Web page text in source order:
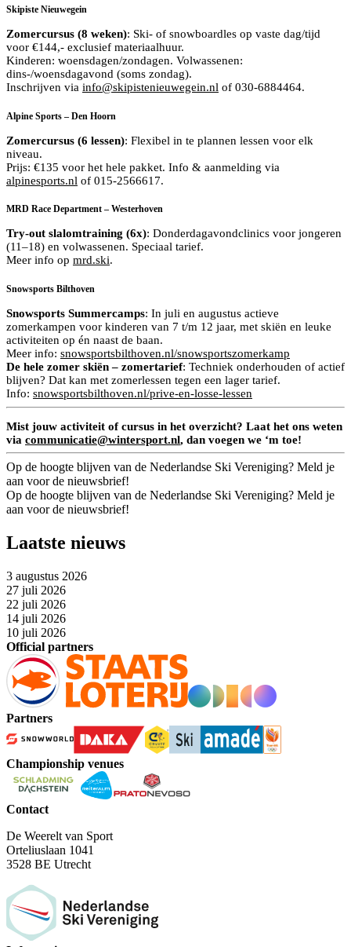
Skipiste Nieuwegein
Zomercursus (8 weken): Ski- of snowboardles op vaste dag/tijd
voor €144,- exclusief materiaalhuur.
Kinderen: woensdagen/zondagen. Volwassenen:
dins-/woensdagavond (soms zondag).
Inschrijven via info@skipistenieuwegein.nl of 030-6884464.
Alpine Sports – Den Hoorn
Zomercursus (6 lessen): Flexibel in te plannen lessen voor elk
niveau.
Prijs: €135 voor het hele pakket. Info & aanmelding via
alpinesports.nl of 015-2566617.
MRD Race Department – Westerhoven
Try-out slalomtraining (6x): Donderdagavondclinics voor jongeren
(11–18) en volwassenen. Speciaal tarief.
Meer info op mrd.ski.
Snowsports Bilthoven
Snowsports Summercamps: In juli en augustus actieve
zomerkampen voor kinderen van 7 t/m 12 jaar, met skiën en leuke
activiteiten op én naast de baan.
Meer info: snowsportsbilthoven.nl/snowsportszomerkamp
De hele zomer skiën – zomertarief: Techniek onderhouden of actief
blijven? Dat kan met zomerlessen tegen een lager tarief.
Info: snowsportsbilthoven.nl/prive-en-losse-lessen
Mist jouw activiteit of cursus in het overzicht? Laat het ons weten
via communicatie@wintersport.nl, dan voegen we ‘m toe!
Op de hoogte blijven van de Nederlandse Ski Vereniging? Meld je
aan voor de nieuwsbrief!
Op de hoogte blijven van de Nederlandse Ski Vereniging? Meld je
aan voor de nieuwsbrief!
Laatste nieuws
3 augustus 2026
27 juli 2026
22 juli 2026
14 juli 2026
10 juli 2026
Official partners
Partners
Championship venues
Contact
De Weerelt van Sport
Orteliuslaan 1041
3528 BE Utrecht